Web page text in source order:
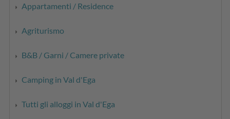
Appartamenti / Residence
Agriturismo
B&B / Garni / Camere private
Camping in Val d'Ega
Tutti gli alloggi in Val d'Ega